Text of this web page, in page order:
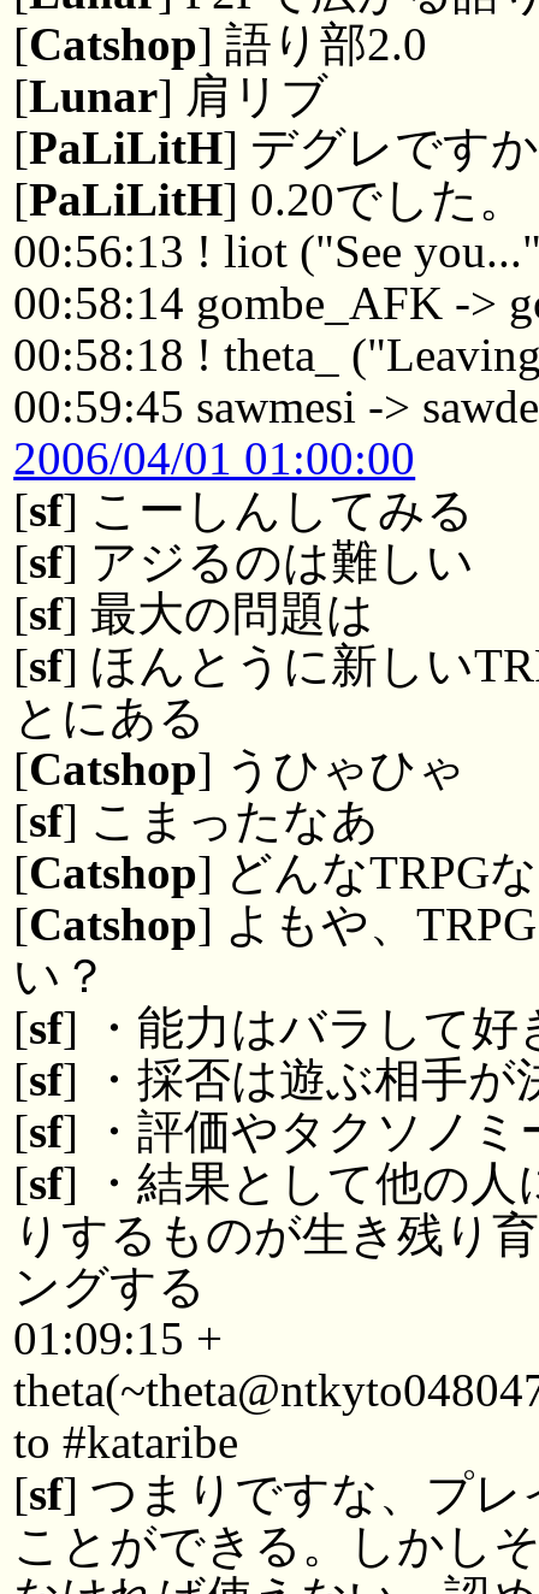
[Catshop] 語り部2.0
[Lunar] 肩リブ
[PaLiLitH] デグレです
[PaLiLitH] 0.20でした。
00:56:13 ! liot ("See
00:58:14 gombe_AFK ->
00:58:18 ! theta_
00:59:45 sawmesi ->
2006/04/01 01:00:00
[sf] こーしんしてみる
[sf] アジるのは難しい
[sf] 最大の問題は
[sf] ほんとうに新しい
とにある
[Catshop] うひゃひゃ
[sf] こまったなあ
[Catshop] どんなTRPG
[Catshop] よもや、
い？
[sf] ・能力はバラして好
[sf] ・採否は遊ぶ相手が
[sf] ・評価やタクソノミ
[sf] ・結果として他の人
りするものが生き残り
ングする
01:09:15 +
to #kataribe
[sf] つまりですな、プ
ことができる。しかし